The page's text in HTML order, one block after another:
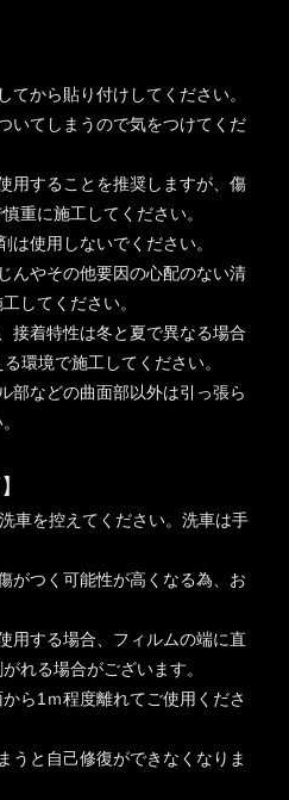
てから貼り付けしてください。
いてしまうので気をつけてくだ
用することを推奨しますが、傷
重に施工してください。
は使用しないでください。
んやその他要因の心配のない清
してください。
接着特性は冬と夏で異なる場合
環境で施工してください。
部などの曲面部以外は引っ張ら
車を控えてください。洗車は手
がつく可能性が高くなる為、お
用する場合、フィルムの端に直
れる場合がございます。
ら1ｍ程度離れてご使用くださ
うと自己修復ができなくなりま